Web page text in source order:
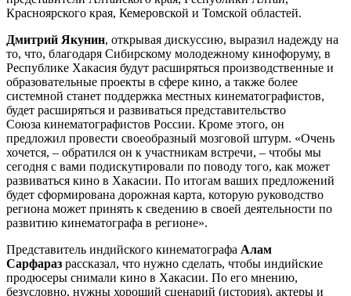
Красноярского края, Кемеровской и Томской областей.
Дмитрий Якунин, открывая дискуссию, выразил надежду на
то, что, благодаря Сибирскому молодежному кинофоруму, в
Республике Хакасия будут расширяться производственные и
образовательные проекты в сфере кино, а также более
системной станет поддержка местных кинематографистов,
будет расширяться и развиваться представительство
Союза кинематографистов России. Кроме этого, он
предложил провести своеобразный мозговой штурм. «Очень
хочется, – обратился он к участникам встречи, – чтобы мы
сегодня с вами подискутировали по поводу того, как может
развиваться кино в Хакасии. По итогам ваших предложений
будет сформирована дорожная карта, которую руководство
региона может принять к сведению в своей деятельности по
развитию кинематографа в регионе».
Представитель индийского кинематографа Алам
Сарфараз рассказал, что нужно сделать, чтобы индийские
продюсеры снимали кино в Хакасии. По его мнению,
безусловно, нужны хороший сценарий (история), актеры и